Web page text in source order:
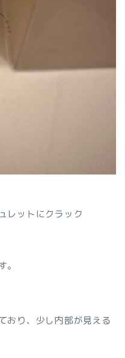
レットにクラック
おり、少し内部が見える